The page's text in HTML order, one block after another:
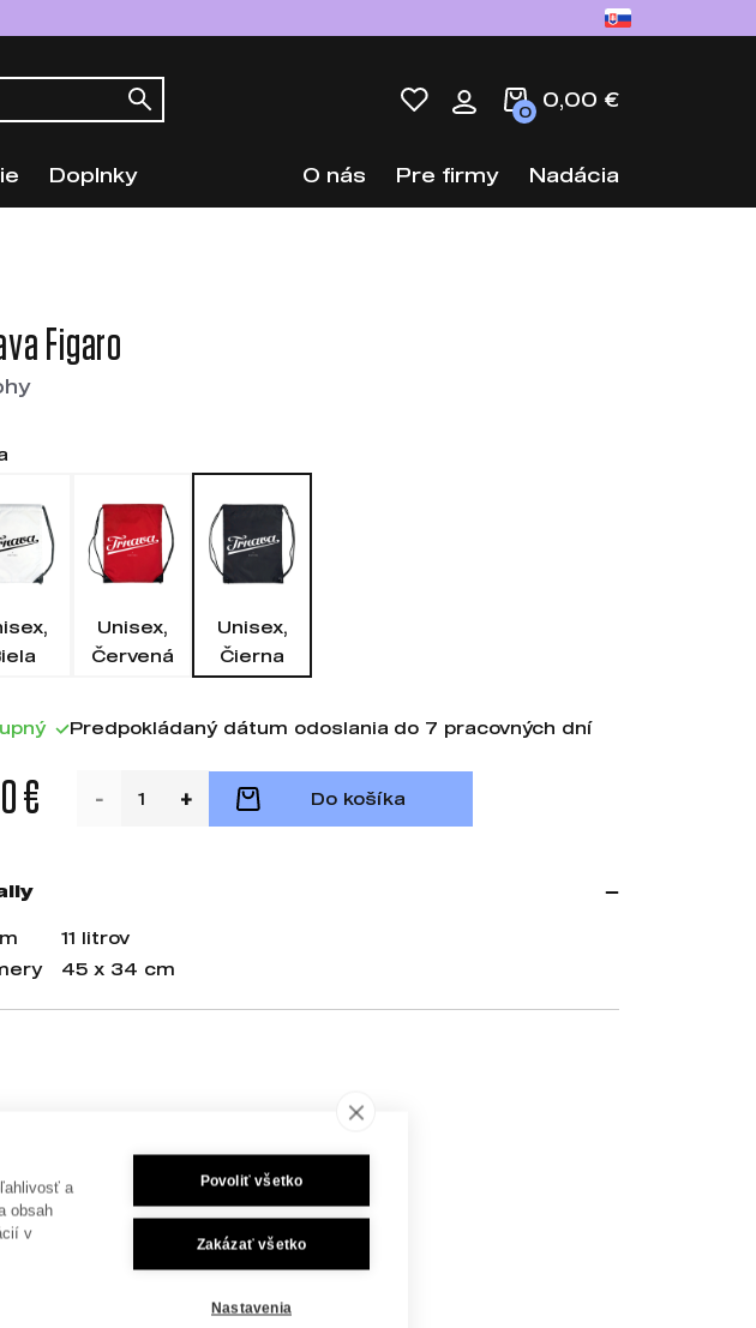
0
0,00 €
Doplnky O nás Pre firmy Nadácia
Figaro
Unisex,
Červená
Unisex,
Čierna
Predpokládaný dátum odoslania do 7 pracovných dní
€ Do košíka
11 litrov
45 x 34 cm
a
obsah
v
Povoliť všetko
Zakázať všetko
Nastavenia